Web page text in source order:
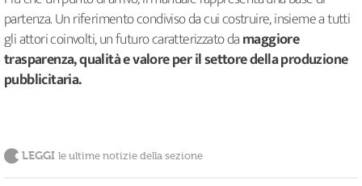
partenza. Un riferimento condiviso da cui costruire, insieme a tutti
gli attori coinvolti, un futuro caratterizzato damaggiore
trasparenza, qualità e valore per il settore della produzione
pubblicitaria.
LEGGI le ultime notizie della sezione